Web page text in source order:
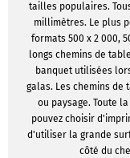
tailles populaires.
millimètres. Le plus
formats 500 x 2 000,
longs chemins de
banquet utilisées
galas. Les chemins
ou paysage. Toute
pouvez choisir
d'utiliser la grande
côté du